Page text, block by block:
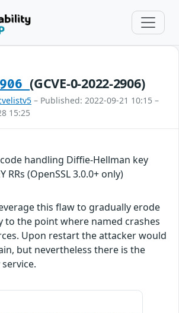
(GCVE-0-2022-2906)
– Published: 2022-09-21 10:15 –
15:25
handling Diffie-Hellman key
RRs (OpenSSL 3.0.0+ only)
this flaw to gradually erode
to the point where named crashes
Upon restart the attacker would
but nevertheless there is the